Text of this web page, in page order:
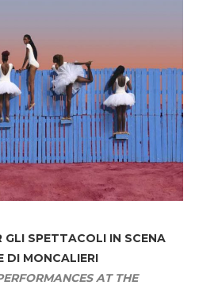
GLI SPETTACOLI IN SCENA
DI MONCALIERI
AT THE